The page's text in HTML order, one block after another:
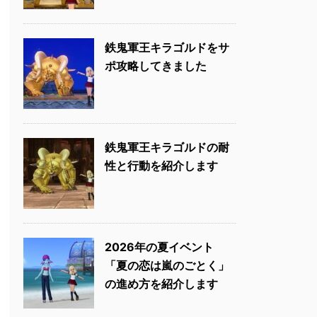
鉄鬼軍王キラゴルドをサ
ポ攻略してきました
鉄鬼軍王キラゴルドの耐
性と行動を紹介します
2026年の夏イベント
「夏の恋は嵐のごとく」
の進め方を紹介します